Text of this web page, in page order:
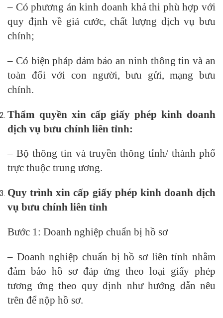
– Có phương án kinh doanh khả thi phù hợp với
quy định về giá cước, chất lượng dịch vụ bưu
chính;
– Có biện pháp đảm bảo an ninh thông tin và an
toàn đối với con người, bưu gửi, mạng bưu
chính.
Thẩm quyền xin cấp giấy phép kinh doanh
dịch vụ bưu chính liên tỉnh:
– Bộ thông tin và truyền thông tỉnh/ thành phố
trực thuộc trung ương.
Quy trình xin cấp giấy phép kinh doanh dịch
vụ bưu chính liên tỉnh
Bước 1: Doanh nghiệp chuẩn bị hồ sơ
– Doanh nghiệp chuẩn bị hồ sơ liên tỉnh nhằm
đảm bảo hồ sơ đáp ứng theo loại giấy phép
tương ứng theo quy định như hướng dẫn nêu
trên để nộp hồ sơ.